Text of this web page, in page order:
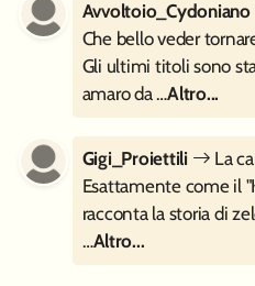
Avvoltoio_Cydoniano
Che bello veder
Gli ultimi titoli sono
amaro da …Altro...
Gigi_Proiettili
La
Esattamente come il
racconta la storia di
…Altro...